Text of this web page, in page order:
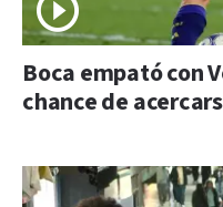
Boca empató con
chance de